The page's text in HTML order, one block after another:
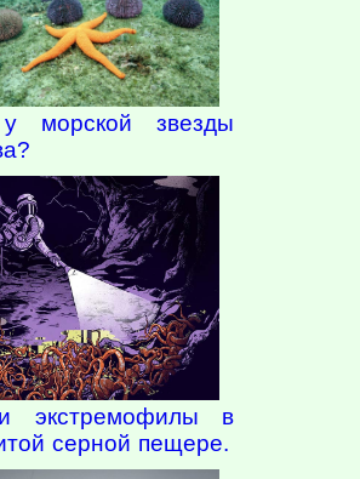
морской звезды
экстремофилы в
серной пещере.